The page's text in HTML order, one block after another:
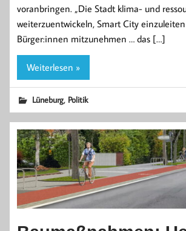
voranbringen. „Die Stadt klima- und
weiterzuentwickeln, Smart City
Bürger:innen mitzunehmen … das […]
Weiterlesen »
Lüneburg, Politik